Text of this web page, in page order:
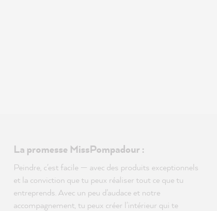
La promesse MissPompadour :
Peindre, c'est facile — avec des produits exceptionnels
et la conviction que tu peux réaliser tout ce que tu
entreprends. Avec un peu d'audace et notre
accompagnement, tu peux créer l'intérieur qui te